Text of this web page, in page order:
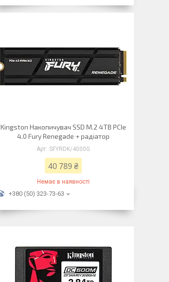
Kingston Накопичувач SSD M.2 4TB PCIe
4.0 Fury Renegade + радіатор
SFYRDK/4000G
40 789 ₴
Немає в наявності
+380 (50) 323-73-63